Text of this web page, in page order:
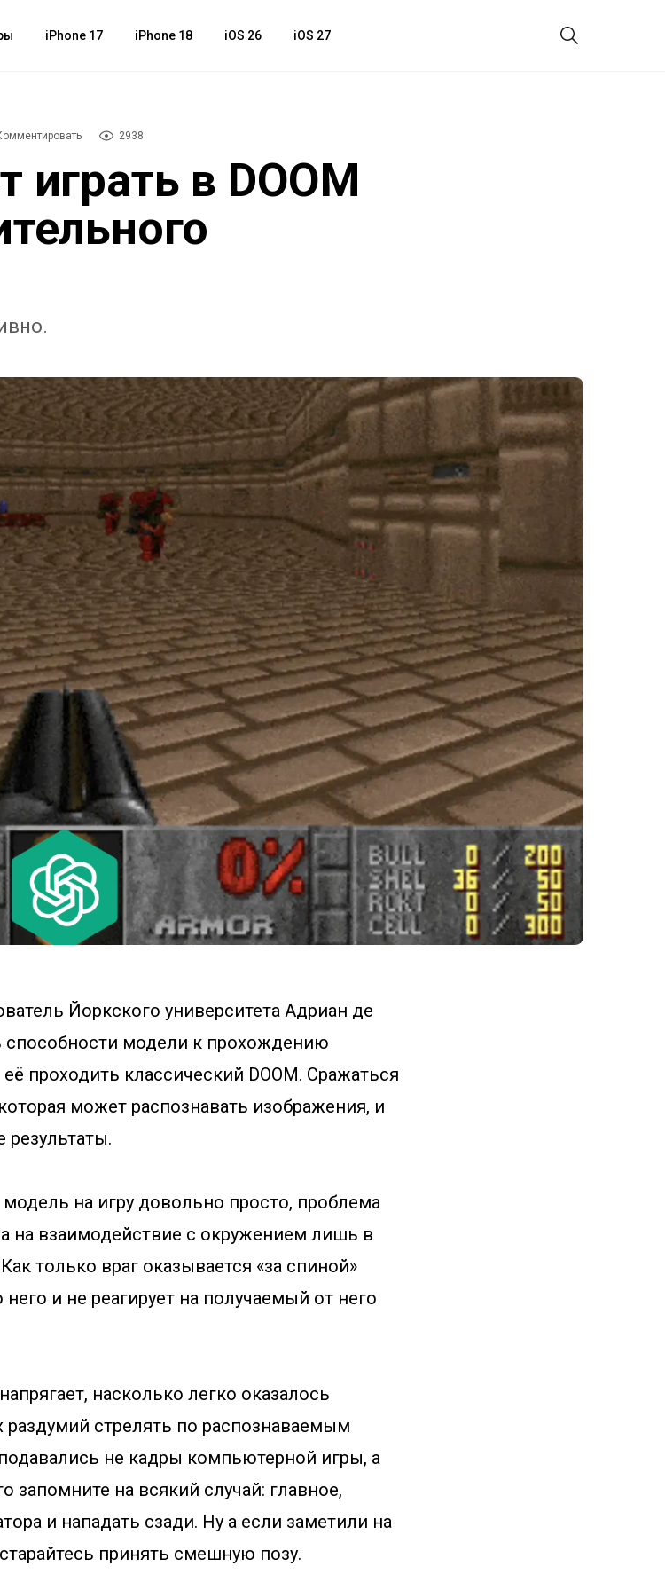
iPhone 17 iPhone 18 iOS 26 iOS 27
2938
играть в DOOM
Йоркского университета Адриан де
способности модели к прохождению
проходить классический DOOM. Сражаться
может распознавать изображения, и
результаты.
модель на игру довольно просто, проблема
на взаимодействие с окружением лишь в
только враг оказывается «за спиной»
него и не реагирует на получаемый от него
насколько легко оказалось
раздумий стрелять по распознаваемым
не кадры компьютерной игры, а
запомните на всякий случай: главное,
и нападать сзади. Ну а если заметили на
принять смешную позу.